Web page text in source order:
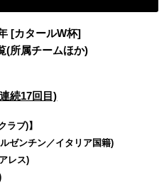
[カタールW杯]
(所属チームほか)
続17回目)
ラブ)】
ゼンチン／イタリア国籍)
レス)